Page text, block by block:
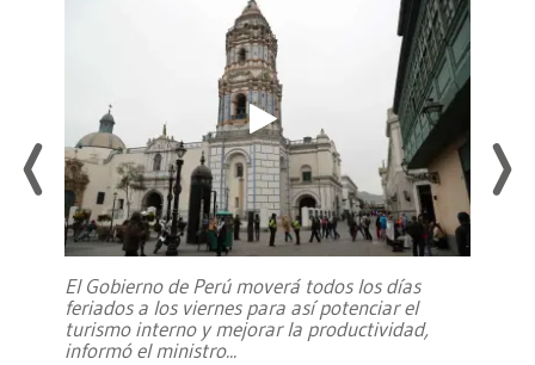
El Gobierno de Perú moverá todos los días
feriados a los viernes para así potenciar el
turismo interno y mejorar la productividad,
informó el ministro...